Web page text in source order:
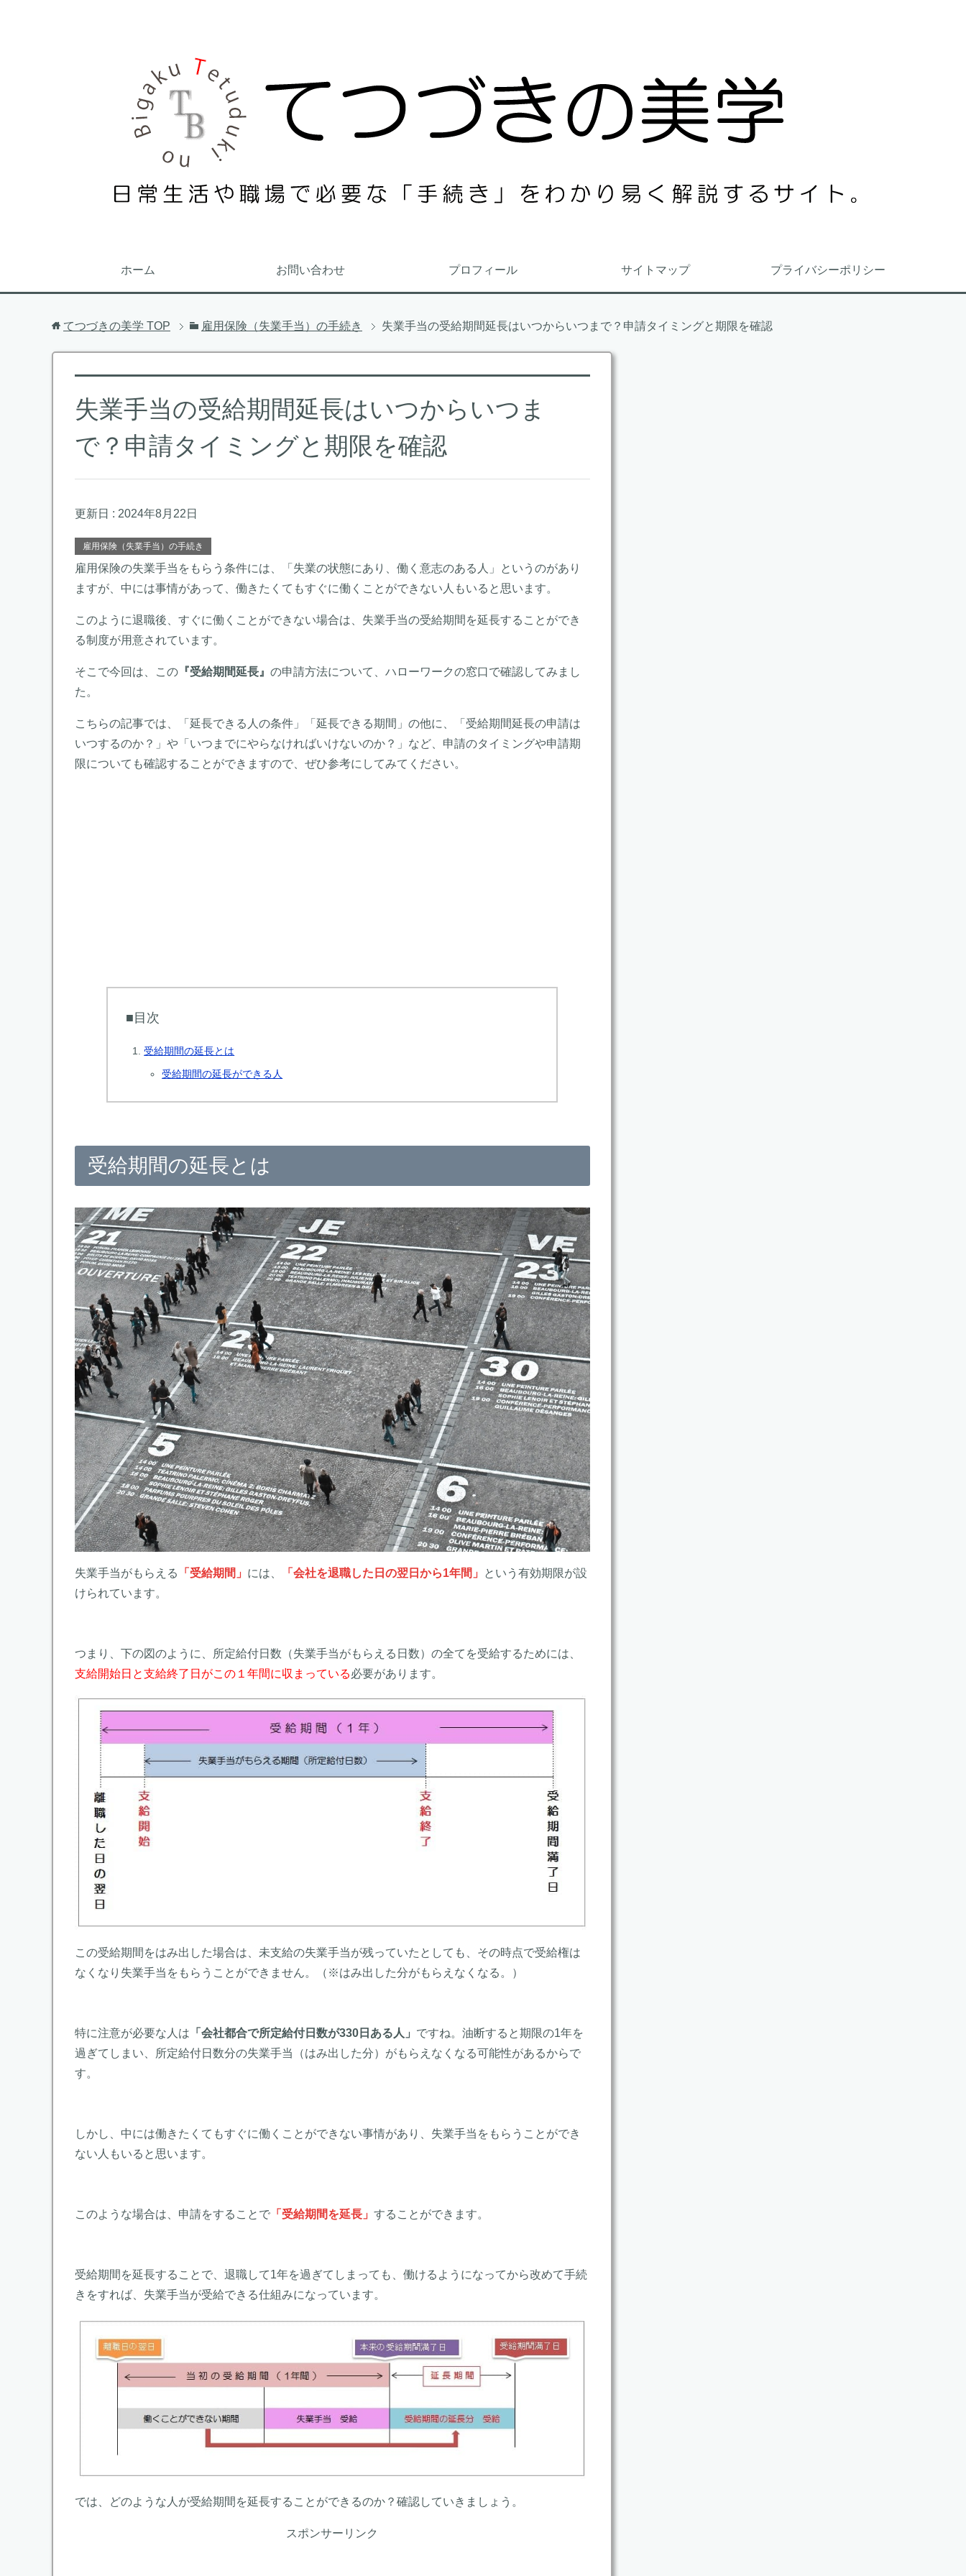
ホーム お問い合わせ プロフィール サイトマップ プライバシーポリシー
てつづきの美学 TOP 雇用保険（失業手当）の手続き 失業手当の受給期間延長はいつからいつまで？申請タイミングと期限を確認
失業手当の受給期間延長はいつからいつま
で？申請タイミングと期限を確認
更新日 : 2024年8月22日
雇用保険（失業手当）の手続き
雇用保険の失業手当をもらう条件には、「失業の状態にあり、働く意志のある人」というのがあり
ますが、中には事情があって、働きたくてもすぐに働くことができない人もいると思います。
このように退職後、すぐに働くことができない場合は、失業手当の受給期間を延長することができ
る制度が用意されています。
そこで今回は、この『受給期間延長』 の申請方法について、ハローワークの窓口で確認してみまし
た。
こちらの記事では、「延長できる人の条件」「延長できる期間」の他に、「受給期間延長の申請は
いつするのか？」や「いつまでにやらなければいけないのか？」など、申請のタイミングや申請期
限についても確認することができますので、ぜひ参考にしてみてください。
■目次
受給期間の延長とは
受給期間の延長ができる人
受給期間の延長とは
失業手当がもらえる 「受給期間」 には、 「会社を退職した日の翌日から1年間」
という有効期限が設
けられています。
つまり、下の図のように、所定給付日数（失業手当がもらえる日数）の全てを受給するためには、
支給開始日と支給終了日がこの１年間に収まっている必要があります。
この受給期間をはみ出した場合は、未支給の失業手当が残っていたとしても、その時点で受給権は
なくなり失業手当をもらうことができません。（※はみ出した分がもらえなくなる。）
特に注意が必要な人は 「会社都合で所定給付日数が330日ある人」 ですね。油断すると期限の1年を
過ぎてしまい、所定給付日数分の失業手当（はみ出した分）がもらえなくなる可能性があるからで
す。
しかし、中には働きたくてもすぐに働くことができない事情があり、失業手当をもらうことができ
ない人もいると思います。
このような場合は、申請をすることで「受給期間を延長」 することができます。
受給期間を延長することで、退職して1年を過ぎてしまっても、働けるようになってから改めて手続
きをすれば、失業手当が受給できる仕組みになっています。
では、どのような人が受給期間を延長することができるのか？確認していきましょう。
スポンサーリンク